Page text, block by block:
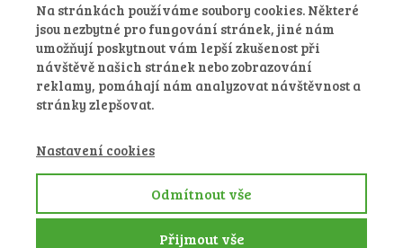
dnů.
Kateřina Heřmanská
ZŠ Slapy nad Vltavou, duben 2018
© 2017 Ekocentrum Loutí
Na stránkách používáme soubory cookies. Některé
jsou nezbytné pro fungování stránek, jiné nám
umožňují poskytnout vám lepší zkušenost při
návštěvě našich stránek nebo zobrazování
reklamy, pomáhají nám analyzovat návštěvnost a
stránky zlepšovat.
Nastavení cookies
Odmítnout vše
Přijmout vše